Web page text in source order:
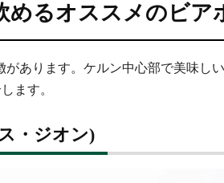
めるオススメのビア
あります。ケルン中心部で美味し
ます。
・ジオン)